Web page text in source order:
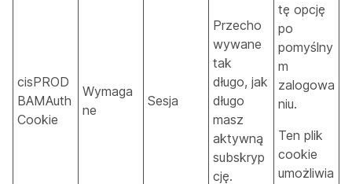
cisPROD
BAMAuth
Cookie
Wymaga
ne
Sesja
Przecho
wywane
tak
długo, jak
długo
masz
aktywną
subskryp
cję.
tę opcję
po
pomyślny
m
zalogowa
niu.
Ten plik
cookie
umożliwia